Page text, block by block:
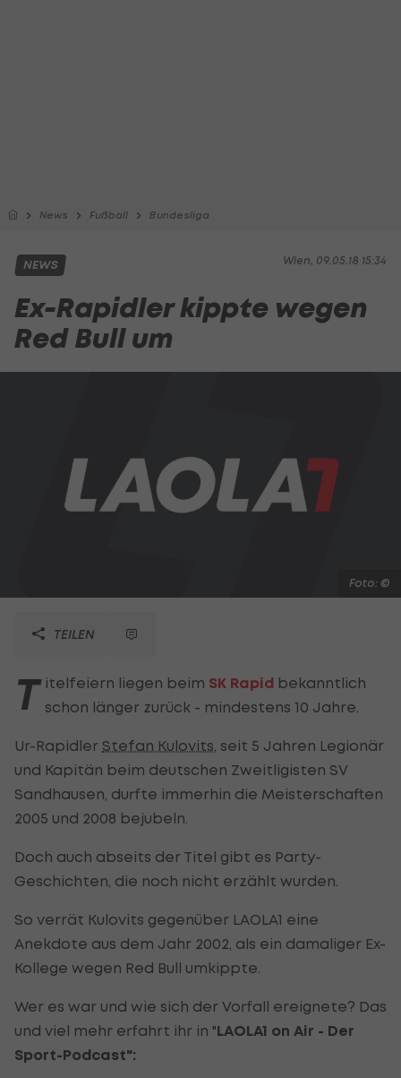
News Fußball Bundesliga
Wien, 09.05.18 15:34
NEWS
Ex-Rapidler kippte wegen
Red Bull um
Foto: ©
TEILEN
T itelfeiern liegen beim SK Rapid bekanntlich
schon länger zurück - mindestens 10 Jahre.
Ur-Rapidler Stefan Kulovits , seit 5 Jahren Legionär
und Kapitän beim deutschen Zweitligisten SV
Sandhausen, durfte immerhin die Meisterschaften
2005 und 2008 bejubeln.
Doch auch abseits der Titel gibt es Party-
Geschichten, die noch nicht erzählt wurden.
So verrät Kulovits gegenüber LAOLA1 eine
Anekdote aus dem Jahr 2002, als ein damaliger Ex-
Kollege wegen Red Bull umkippte.
Wer es war und wie sich der Vorfall ereignete? Das
und viel mehr erfahrt ihr in "LAOLA1 on Air - Der
Sport-Podcast":